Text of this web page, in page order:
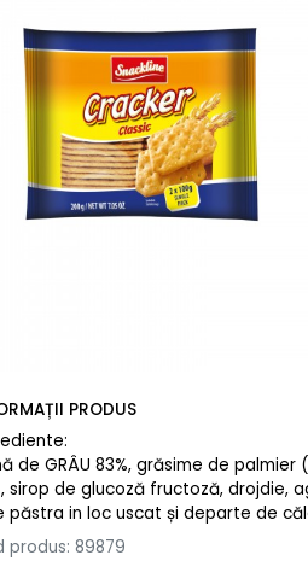
PRODUS
de GRÂU 83%, grăsime de
sirop de glucoză fructoză, drojdie,
păstra in loc uscat și departe de
produs: 89879